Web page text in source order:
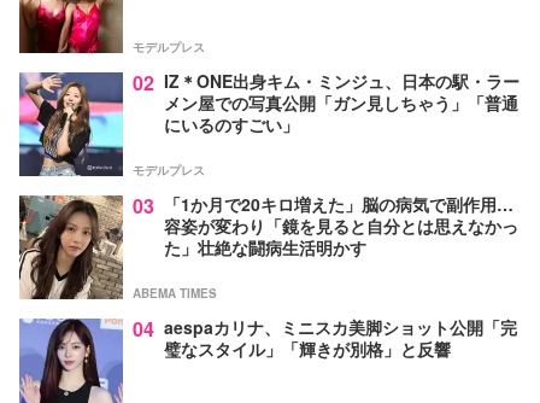
モデルプレス
02 IZ＊ONE出身キム・ミンジュ、日本の駅・ラー
メン屋での写真公開「ガン見しちゃう」「普通
にいるのすごい」
モデルプレス
03
「1か月で20キロ増えた」脳の病気で副作用…
容姿が変わり「鏡を見ると自分とは思えなかっ
た」壮絶な闘病生活明かす
ABEMA TIMES
04 aespaカリナ、ミニスカ美脚ショット公開「完
璧なスタイル」「輝きが別格」と反響